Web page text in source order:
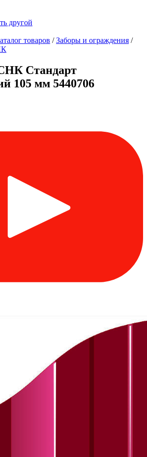
другой
товаров / Заборы и ограждения /
Стандарт
105 мм 5440706